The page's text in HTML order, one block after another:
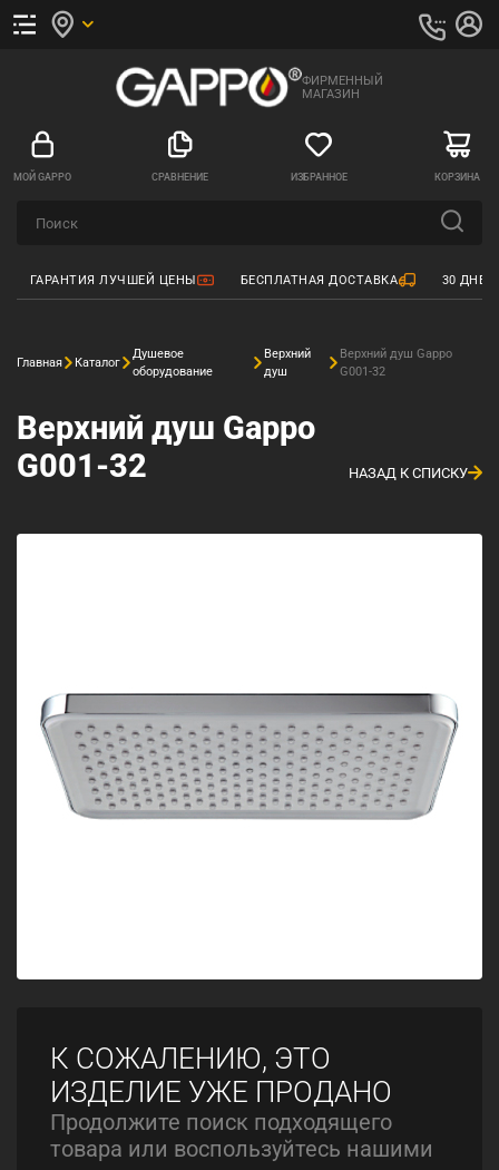
ФИРМЕННЫЙ
МАГАЗИН
МОЙ GAPPO СРАВНЕНИЕ ИЗБРАННОЕ КОРЗИНА
ГАРАНТИЯ ЛУЧШЕЙ ЦЕНЫ БЕСПЛАТНАЯ ДОСТАВКА 30
Главная Каталог
Душевое
оборудование
Верхний
душ
Верхний душ Gappo
G001-32
Верхний душ Gappo
G001-32
НАЗАД К СПИСКУ
К СОЖАЛЕНИЮ, ЭТО
ИЗДЕЛИЕ УЖЕ ПРОДАНО
Продолжите поиск подходящего
товара или воспользуйтесь нашими